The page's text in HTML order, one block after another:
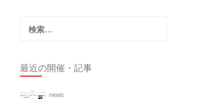
索:
最近の開催・記事
news